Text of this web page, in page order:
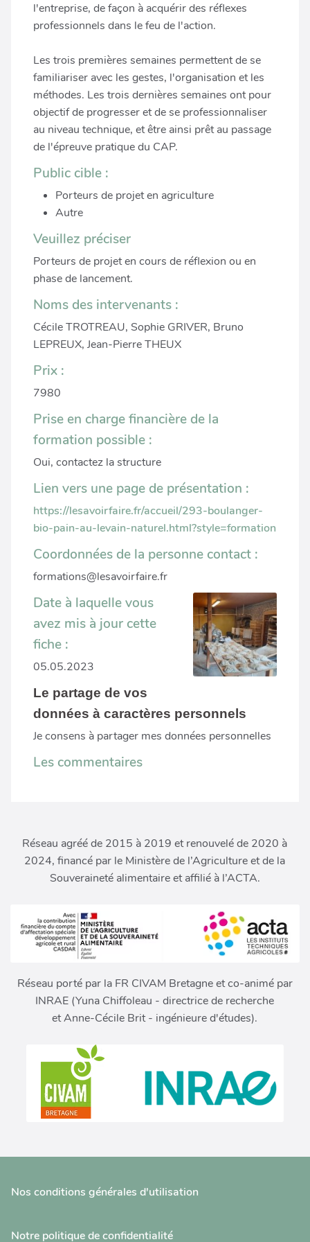
l'entreprise, de façon à acquérir des réflexes
professionnels dans le feu de l'action.
Les trois premières semaines permettent de se
familiariser avec les gestes, l'organisation et les
méthodes. Les trois dernières semaines ont pour
objectif de progresser et de se professionnaliser
au niveau technique, et être ainsi prêt au passage
de l'épreuve pratique du CAP.
Public cible :
Porteurs de projet en agriculture
Autre
Veuillez préciser
Porteurs de projet en cours de réflexion ou en
phase de lancement.
Noms des intervenants :
Cécile TROTREAU, Sophie GRIVER, Bruno
LEPREUX, Jean-Pierre THEUX
Prix :
7980
Prise en charge financière de la
formation possible :
Oui, contactez la structure
Lien vers une page de présentation :
https://lesavoirfaire.fr/accueil/293-boulanger-
bio-pain-au-levain-naturel.html?style=formation
Coordonnées de la personne contact :
formations@lesavoirfaire.fr
Date à laquelle vous
avez mis à jour cette
fiche :
05.05.2023
Le partage de vos
données à caractères personnels
Je consens à partager mes données personnelles
Les commentaires
Réseau agréé de 2015 à 2019 et renouvelé de 2020 à
2024, financé par le Ministère de l’Agriculture et de la
Souveraineté alimentaire et affilié à l’ACTA.
Réseau porté par la FR CIVAM Bretagne et co-animé par
INRAE (Yuna Chiffoleau - directrice de recherche
et Anne-Cécile Brit - ingénieure d'études).
Nos conditions générales d'utilisation
Notre politique de confidentialité